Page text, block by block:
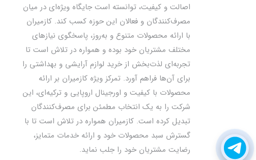
اصالت و کیفیت، توانسته است جایگاه ویژه‌ای در میان
مصرف‌کنندگان و فعالان این حوزه کسب کند. کازمیران
با ارائه محصولات متنوع و به‌روز، پاسخگوی نیازهای
مختلف مشتریان خود بوده و همواره در تلاش است تا
تجربه‌ای لذت‌بخش از خرید لوازم آرایشی و بهداشتی را
برای آن‌ها فراهم آورد. تمرکز ویژه کازمیران بر ارائه
محصولات با کیفیت و اورجینال اروپایی و ترکیه‌ای، این
شرکت را به یک انتخاب مطمئن برای مصرف‌کنندگان
تبدیل کرده است. کازمیران همواره در تلاش است تا با
گسترش سبد محصولات خود و ارائه خدمات متمایز،
رضایت مشتریان خود را جلب نماید.